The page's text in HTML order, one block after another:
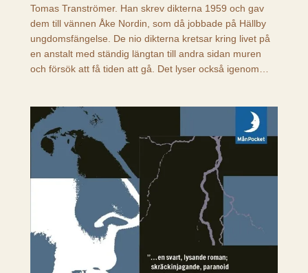
Tomas Tranströmer. Han skrev dikterna 1959 och gav
dem till vännen Åke Nordin, som då jobbade på Hällby
ungdomsfängelse. De nio dikterna kretsar kring livet på
en anstalt med ständig längtan till andra sidan muren
och försök att få tiden att gå. Det lyser också igenom…